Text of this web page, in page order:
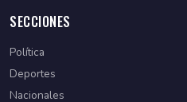
SECCIONES
Política
Deportes
Nacionales